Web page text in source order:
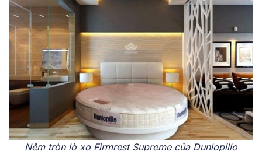
Nệm tròn lò xo Firmrest Supreme của Dunlopillo